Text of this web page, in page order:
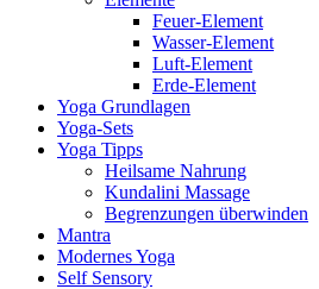
Feuer-Element
Wasser-Element
Luft-Element
Erde-Element
Yoga Grundlagen
Yoga-Sets
Yoga Tipps
Heilsame Nahrung
Kundalini Massage
Begrenzungen überwinden
Mantra
Modernes Yoga
Self Sensory